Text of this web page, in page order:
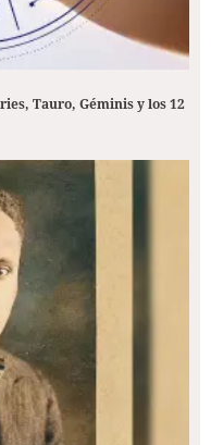
Tauro, Géminis y los 12